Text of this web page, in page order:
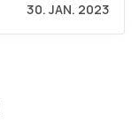
30. JAN. 2023